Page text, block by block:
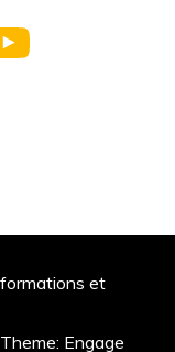
et
Theme: Engage